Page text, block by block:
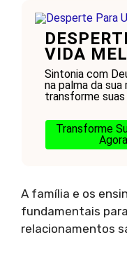
VIDA
Sintonia com
na palma da sua
transforme
Transforme
A família e os
fundamentais
relacionamentos